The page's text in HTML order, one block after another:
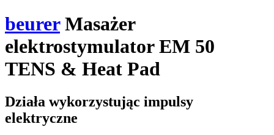
beurerMasażer
elektrostymulator EM 50
TENS & Heat Pad
Działa wykorzystując impulsy
elektryczne